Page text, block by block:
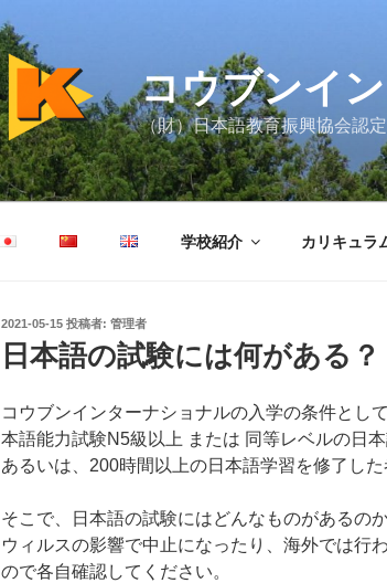
コウブンイ
（財）日本語教育振興協会認
学校紹介 カリキュラ
投
稿
日:
2021-05-15 投稿者: 管理者
日本語の試験には何がある？
コウブンインターナショナルの入学の条件とし
本語能力試験N5級以上 または 同等レベルの日本
あるいは、200時間以上の日本語学習を修了した
そこで、日本語の試験にはどんなものがあるの
ウィルスの影響で中止になったり、海外では行
ので各自確認してください。